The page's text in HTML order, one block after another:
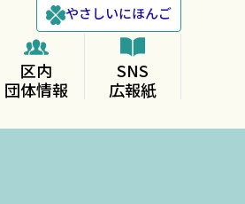
やさしいにほんご
区内
団体情報
SNS
広報紙